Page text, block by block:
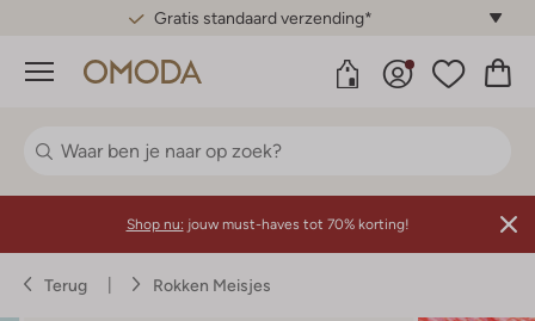
Gratis standaard verzending*
Menu
Shop nu: jouw must-haves tot 70% korting!
Terug Rokken Meisjes